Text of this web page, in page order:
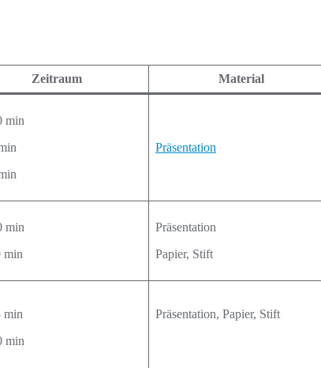
Zeitraum Material
min
Präsentation
min
min
Präsentation
Papier, Stift
min
min
Präsentation, Papier, Stift